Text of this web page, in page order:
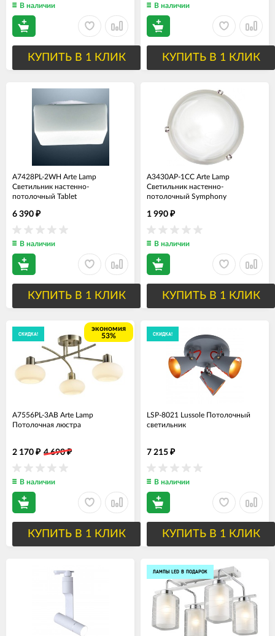
В наличии
КУПИТЬ В 1 КЛИК
В наличии
КУПИТЬ В 1 КЛИК
A7428PL-2WH Arte Lamp
Светильник настенно-
потолочный Tablet
6 390 ₽
В наличии
КУПИТЬ В 1 КЛИК
A3430AP-1CC Arte Lamp
Светильник настенно-
потолочный Symphony
1 990 ₽
В наличии
КУПИТЬ В 1 КЛИК
СКИДКА!
экономия
53%
A7556PL-3AB Arte Lamp
Потолочная люстра
2 170 ₽ 4 690₽
В наличии
КУПИТЬ В 1 КЛИК
СКИДКА!
LSP-8021 Lussole Потолочный
светильник
7 215 ₽
В наличии
КУПИТЬ В 1 КЛИК
ЛАМПЫ LED В ПОДАРОК